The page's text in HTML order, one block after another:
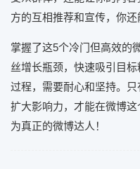
方的互相推荐和宣传，你还
掌握了这5个冷门但高效的
丝增长瓶颈，快速吸引目
过程，需要耐心和坚持。只
扩大影响力，才能在微博
为真正的微博达人！